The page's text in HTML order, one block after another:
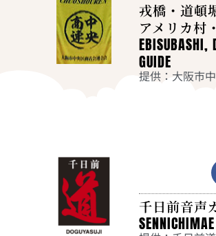
戎橋・道頓
アメリカ村
EBISUBASHI,
GUIDE
提供：大阪市
千日前音声